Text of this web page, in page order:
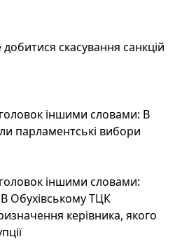
скасування санкцій
іншими словами: В
парламентські вибори
іншими словами:
Обухівському ТЦК
керівника, якого